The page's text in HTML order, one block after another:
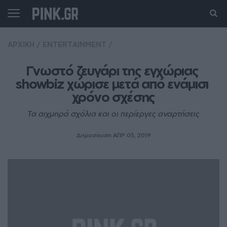
Γνωστό ζευγάρι της εγχώριας
showbiz χώρισε μετά από ενάμισι
χρόνο σχέσης
Τα αιχμηρά σχόλια και οι περίεργες αναρτήσεις
Δημοσίευση ΑΠΡ 05, 2019